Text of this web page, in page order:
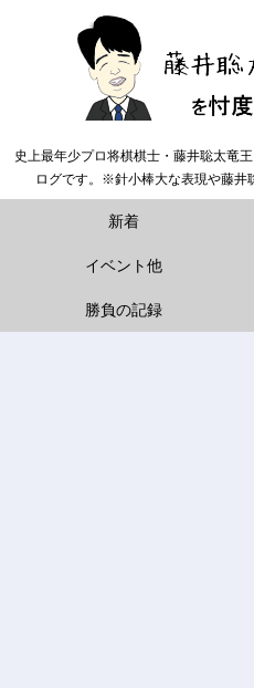
史上最年少プロ将棋棋士・藤井聡太竜
ログです。※針小棒大な表現や藤井
新着
イベント他
勝負の記録